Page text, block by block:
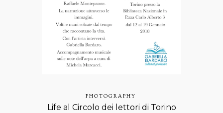
PHOTOGRAPHY
Life al Circolo dei lettori di Torino